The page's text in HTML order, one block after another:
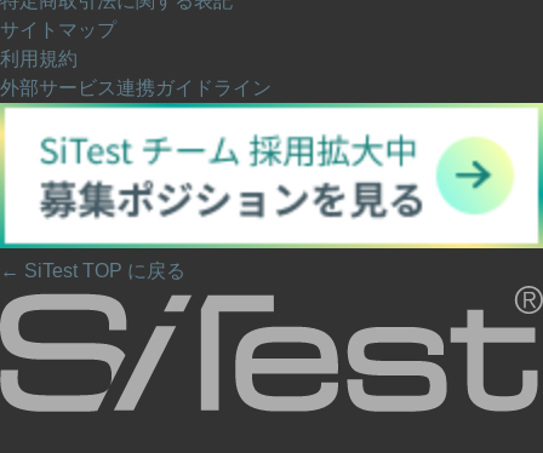
サイトマップ
利用規約
外部サービス連携ガイドライン
← SiTest TOP に戻る